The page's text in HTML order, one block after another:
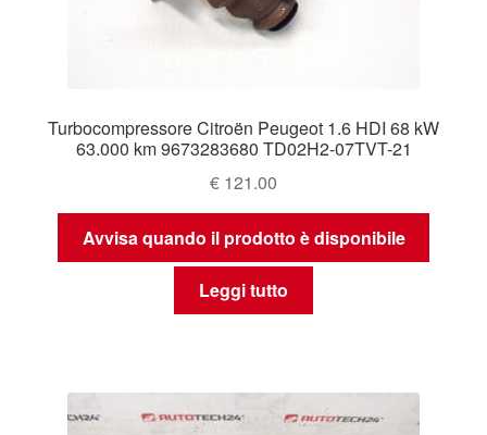
Turbocompressore Citroën Peugeot 1.6 HDI 68 kW
63.000 km 9673283680 TD02H2-07TVT-21
€ 121.00
Avvisa quando il prodotto è disponibile
Leggi tutto